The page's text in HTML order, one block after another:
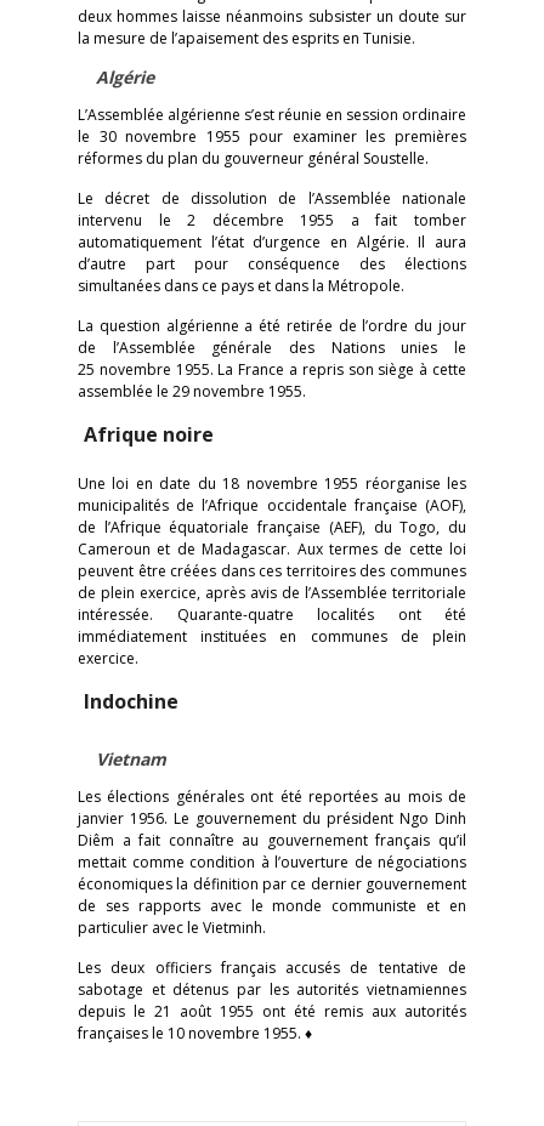
deux hommes laisse néanmoins subsister un doute sur
la mesure de l’apaisement des esprits en Tunisie.
Algérie
L’Assemblée algérienne s’est réunie en session ordinaire
le 30 novembre 1955 pour examiner les premières
réformes du plan du gouverneur général Soustelle.
Le décret de dissolution de l’Assemblée nationale
intervenu le 2 décembre 1955 a fait tomber
automatiquement l’état d’urgence en Algérie. Il aura
d’autre part pour conséquence des élections
simultanées dans ce pays et dans la Métropole.
La question algérienne a été retirée de l’ordre du jour
de l’Assemblée générale des Nations unies le
25 novembre 1955. La France a repris son siège à cette
assemblée le 29 novembre 1955.
Afrique noire
Une loi en date du 18 novembre 1955 réorganise les
municipalités de l’Afrique occidentale française (AOF),
de l’Afrique équatoriale française (AEF), du Togo, du
Cameroun et de Madagascar. Aux termes de cette loi
peuvent être créées dans ces territoires des communes
de plein exercice, après avis de l’Assemblée territoriale
intéressée. Quarante-quatre localités ont été
immédiatement instituées en communes de plein
exercice.
Indochine
Vietnam
Les élections générales ont été reportées au mois de
janvier 1956. Le gouvernement du président Ngo Dinh
Diêm a fait connaître au gouvernement français qu’il
mettait comme condition à l’ouverture de négociations
économiques la définition par ce dernier gouvernement
de ses rapports avec le monde communiste et en
particulier avec le Vietminh.
Les deux officiers français accusés de tentative de
sabotage et détenus par les autorités vietnamiennes
depuis le 21 août 1955 ont été remis aux autorités
françaises le 10 novembre 1955. ♦